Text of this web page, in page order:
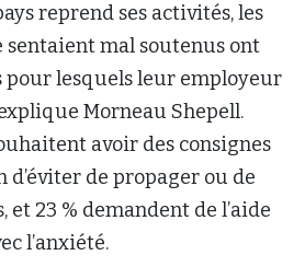
reprend ses activités, les
sentaient mal soutenus ont
pour lesquels leur employeur
Morneau Shepell.
avoir des consignes
d’éviter de propager ou de
23 % demandent de l’aide
l’anxiété.